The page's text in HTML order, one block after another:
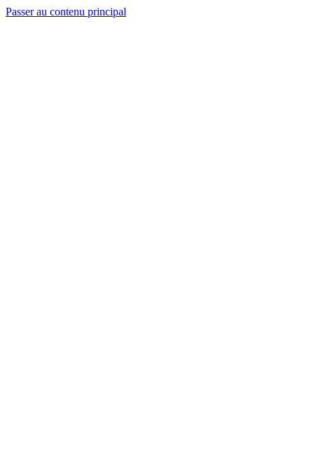
Passer au contenu principal